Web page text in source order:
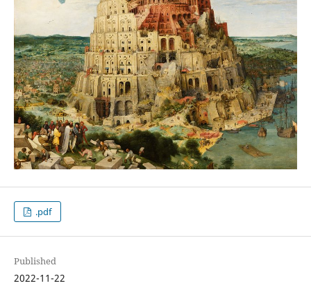
.pdf
Published
2022-11-22